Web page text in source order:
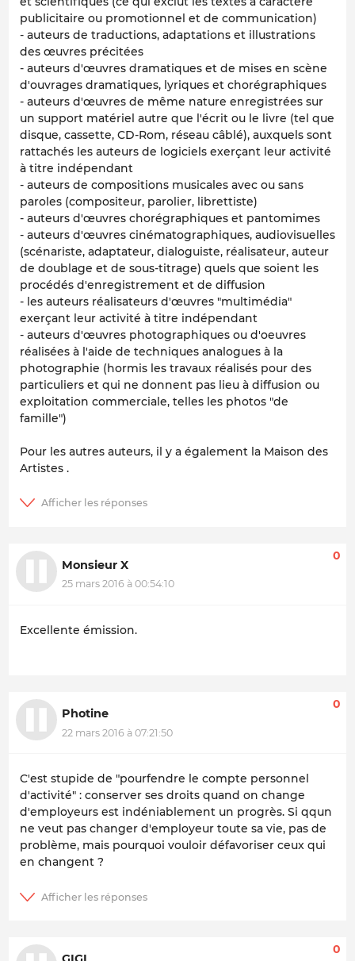
publicitaire ou promotionnel et de communication)
- auteurs de traductions, adaptations et illustrations
des œuvres précitées
- auteurs d'œuvres dramatiques et de mises en scène
d'ouvrages dramatiques, lyriques et chorégraphiques
- auteurs d'œuvres de même nature enregistrées sur
un support matériel autre que l'écrit ou le livre (tel que
disque, cassette, CD-Rom, réseau câblé), auxquels sont
rattachés les auteurs de logiciels exerçant leur activité
à titre indépendant
- auteurs de compositions musicales avec ou sans
paroles (compositeur, parolier, librettiste)
- auteurs d'œuvres chorégraphiques et pantomimes
- auteurs d'œuvres cinématographiques, audiovisuelles
(scénariste, adaptateur, dialoguiste, réalisateur, auteur
de doublage et de sous-titrage) quels que soient les
procédés d'enregistrement et de diffusion
- les auteurs réalisateurs d'œuvres "multimédia"
exerçant leur activité à titre indépendant
- auteurs d'œuvres photographiques ou d'oeuvres
réalisées à l'aide de techniques analogues à la
photographie (hormis les travaux réalisés pour des
particuliers et qui ne donnent pas lieu à diffusion ou
exploitation commerciale, telles les photos "de
famille")
Pour les autres auteurs, il y a également la Maison des
Artistes .
Monsieur X
25 mars 2016 à 00:54:10
0
Excellente émission.
Photine
22 mars 2016 à 07:21:50
0
C'est stupide de "pourfendre le compte personnel
d'activité" : conserver ses droits quand on change
d'employeurs est indéniablement un progrès. Si qqun
ne veut pas changer d'employeur toute sa vie, pas de
problème, mais pourquoi vouloir défavoriser ceux qui
en changent ?
0